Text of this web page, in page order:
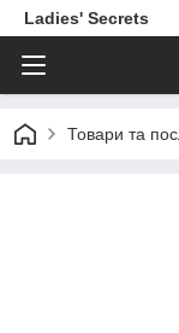
Ladies' Secrets
Товари та